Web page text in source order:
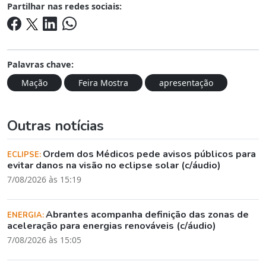
Partilhar nas redes sociais:
Palavras chave:
Mação
Feira Mostra apresentação
Outras notícias
ECLIPSE: Ordem dos Médicos pede avisos públicos para
evitar danos na visão no eclipse solar (c/áudio)
7/08/2026 às 15:19
ENERGIA:Abrantes acompanha definição das zonas de
aceleração para energias renováveis (c/áudio)
7/08/2026 às 15:05